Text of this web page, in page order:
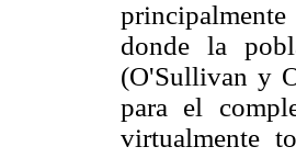
donde la
(O'Sullivan y
para el
virtualmente